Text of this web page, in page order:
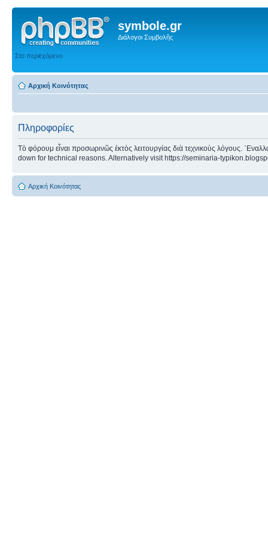
symbole.gr
Διάλογοι Συμβολῆς
Στο περιεχόμενο
Αρχική Κοινότητας
Πληροφορίες
Τὸ φόρουμ εἶναι προσωρινῶς ἐκτὸς λειτουργίας διὰ τεχνικοὺς λόγους.
down for technical reasons. Alternatively visit https://seminaria-
Αρχική Κοινότητας